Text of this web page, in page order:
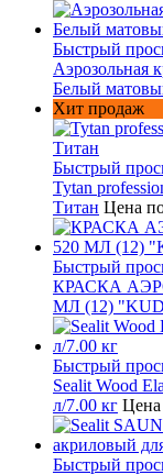
Быстрый
Аэрозольная
Белый
Хит продаж
Быстрый
Tytan
Титан Цена
Быстрый
КРАСКА
МЛ (12)
Быстрый
Sealit Wood
л/7.00 кг Цена
Быстрый